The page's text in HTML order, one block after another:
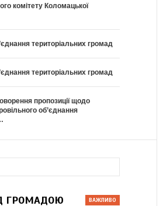
комітету Коломацької
територіальних громад
територіальних громад
пропозиції щодо
об’єднання
ГРОМАДОЮ